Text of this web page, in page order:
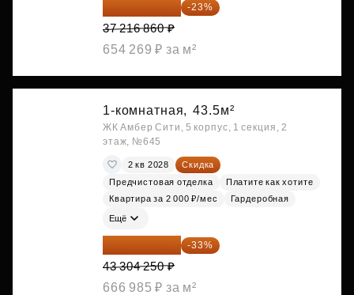
28 656 982 ₽ -23%
37 216 860 ₽
654 269 ₽ за м²
1-комнатная, 43.5м²
ЖК Амбер Сити, 5 корпус, 1 секция, 2
этаж, №645
2 кв 2028
Скидка
Предчистовая отделка
Платите как хотите
Квартира за 2 000 ₽/мес
Гардеробная
Ещё
29 013 848 ₽ -33%
43 304 250 ₽
666 985 ₽ за м²